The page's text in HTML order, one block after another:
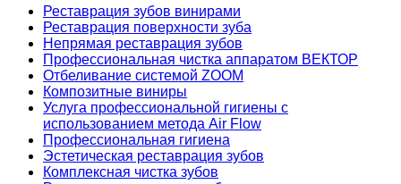
Реставрация зубов винирами
Реставрация поверхности зуба
Непрямая реставрация зубов
Профессиональная чистка аппаратом ВЕКТОР
Отбеливание системой ZOOM
Композитные виниры
Услуга профессиональной гигиены с
использованием метода Air Flow
Профессиональная гигиена
Эстетическая реставрация зубов
Комплексная чистка зубов